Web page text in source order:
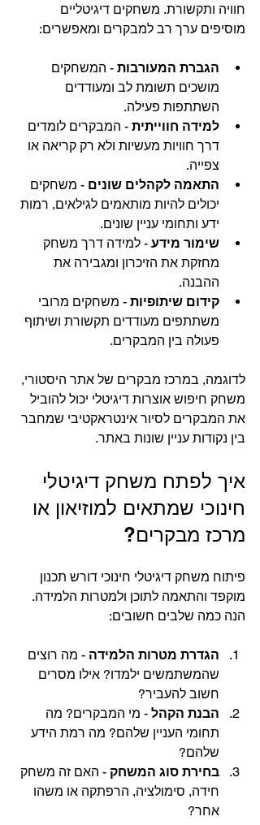
חוויה ותקשורת. משחקים דיגיטליים
מוסיפים ערך רב למבקרים ומאפשרים:
הגברת המעורבות - המשחקים
מושכים תשומת לב ומעודדים
השתתפות פעילה.
למידה חווייתית - המבקרים לומדים
דרך חוויות מעשיות ולא רק קריאה או
צפייה.
התאמה לקהלים שונים - משחקים
יכולים להיות מותאמים לגילאים, רמות
ידע ותחומי עניין שונים.
שימור מידע - למידה דרך משחק
מחזקת את הזיכרון ומגבירה את
ההבנה.
קידום שיתופיות - משחקים מרובי
משתתפים מעודדים תקשורת ושיתוף
פעולה בין המבקרים.
לדוגמה, במרכז מבקרים של אתר היסטורי,
משחק חיפוש אוצרות דיגיטלי יכול להוביל
את המבקרים לסיור אינטראקטיבי שמחבר
בין נקודות עניין שונות באתר.
איך לפתח משחק דיגיטלי
חינוכי שמתאים למוזיאון או
מרכז מבקרים?
פיתוח משחק דיגיטלי חינוכי דורש תכנון
מוקפד והתאמה לתוכן ולמטרות הלמידה.
הנה כמה שלבים חשובים:
הגדרת מטרות הלמידה - מה רוצים
שהמשתמשים ילמדו? אילו מסרים
חשוב להעביר?
הבנת הקהל - מי המבקרים? מה
תחומי העניין שלהם? מה רמת הידע
שלהם?
בחירת סוג המשחק - האם זה משחק
חידה, סימולציה, הרפתקה או משהו
אחר?